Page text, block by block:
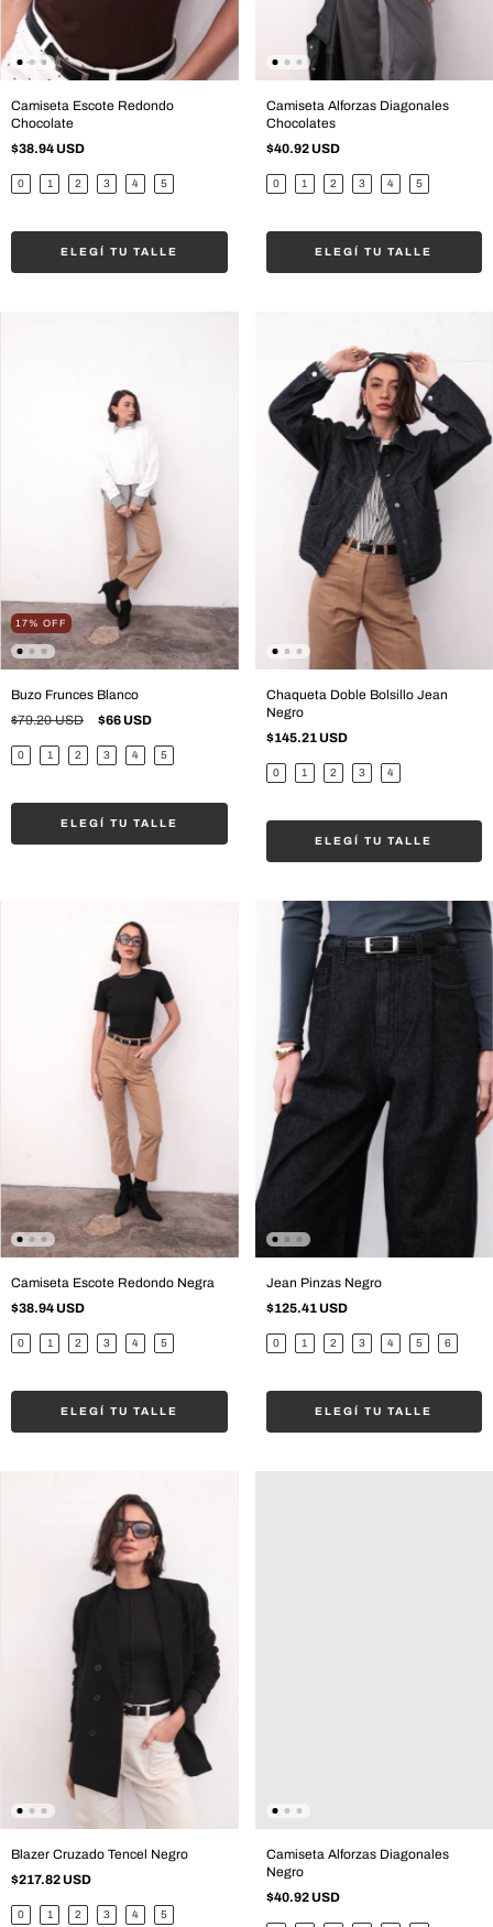
Camiseta Escote Redondo
Chocolate
$38.94 USD
0 1 2 3 4 5
ELEGÍ TU TALLE
Camiseta Alforzas Diagonales
Chocolates
$40.92 USD
0 1 2 3 4 5
ELEGÍ TU TALLE
17% OFF
Buzo Frunces Blanco
$79.20 USD
$66 USD
0 1 2 3 4 5
ELEGÍ TU TALLE
Chaqueta Doble Bolsillo Jean
Negro
$145.21 USD
0 1 2 3 4
ELEGÍ TU TALLE
Camiseta Escote Redondo Negra
$38.94 USD
0 1 2 3 4 5
ELEGÍ TU TALLE
Jean Pinzas Negro
$125.41 USD
0 1 2 3 4 5 6
ELEGÍ TU TALLE
Blazer Cruzado Tencel Negro
$217.82 USD
0 1 2 3 4 5
Camiseta Alforzas Diagonales
Negro
$40.92 USD